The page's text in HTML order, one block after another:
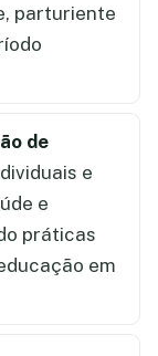
parturiente
de
e
e
práticas
em